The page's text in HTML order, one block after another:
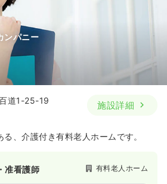
ンパニー
道1-25-19
施設詳細
、介護付き有料老人ホームです。
准看護師 有料老人ホーム